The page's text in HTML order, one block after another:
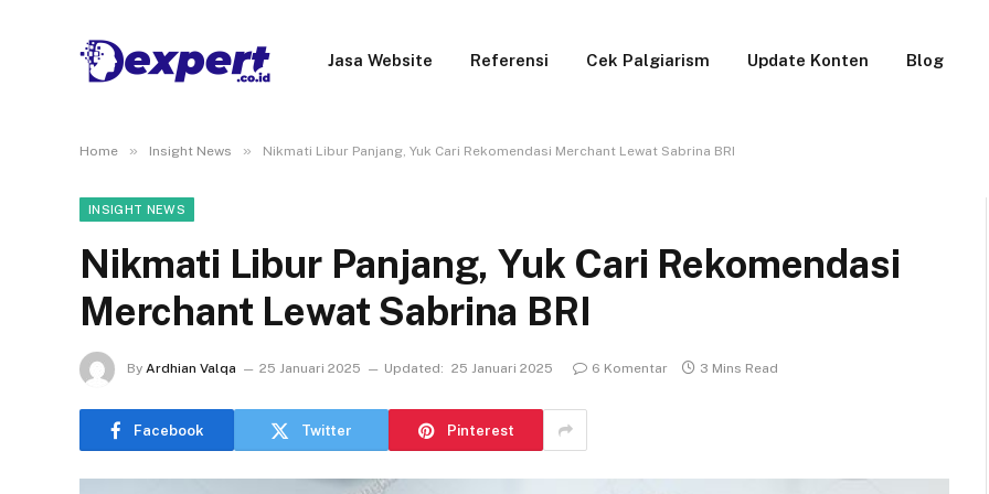
Jasa Website Referensi Cek Palgiarism Update Konten Blog
Home » Insight News » Nikmati Libur Panjang, Yuk Cari Rekomendasi Merchant Lewat Sabrina BRI
INSIGHT NEWS
Nikmati Libur Panjang, Yuk Cari Rekomendasi
Merchant Lewat Sabrina BRI
By Ardhian Valqa 25 Januari 2025 Updated: 25 Januari 2025 6 Komentar 3 Mins Read
Facebook Twitter Pinterest